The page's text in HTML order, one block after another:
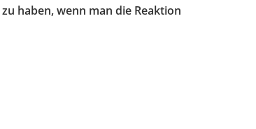
haben, wenn man die Reaktion